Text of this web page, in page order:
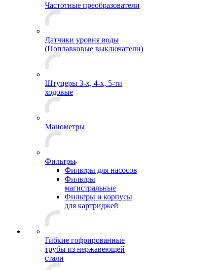
Частотные преобразователи
Датчики уровня воды
(Поплавковые выключатели)
Штуцеры 3-х, 4-х, 5-ти
ходовые
Манометры
Фильтры
Фильтры для насосов
Фильтры
магистральные
Фильтры и корпусы
для картриджей
Гибкие гофрированные
трубы из нержавеющей
стали